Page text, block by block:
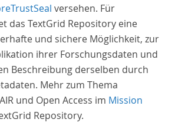
versehen. Für
das TextGrid Repository eine
und sichere Möglichkeit, zur
ihrer Forschungsdaten und
Beschreibung derselben durch
Mehr zum Thema
und Open Access im Mission
Repository.